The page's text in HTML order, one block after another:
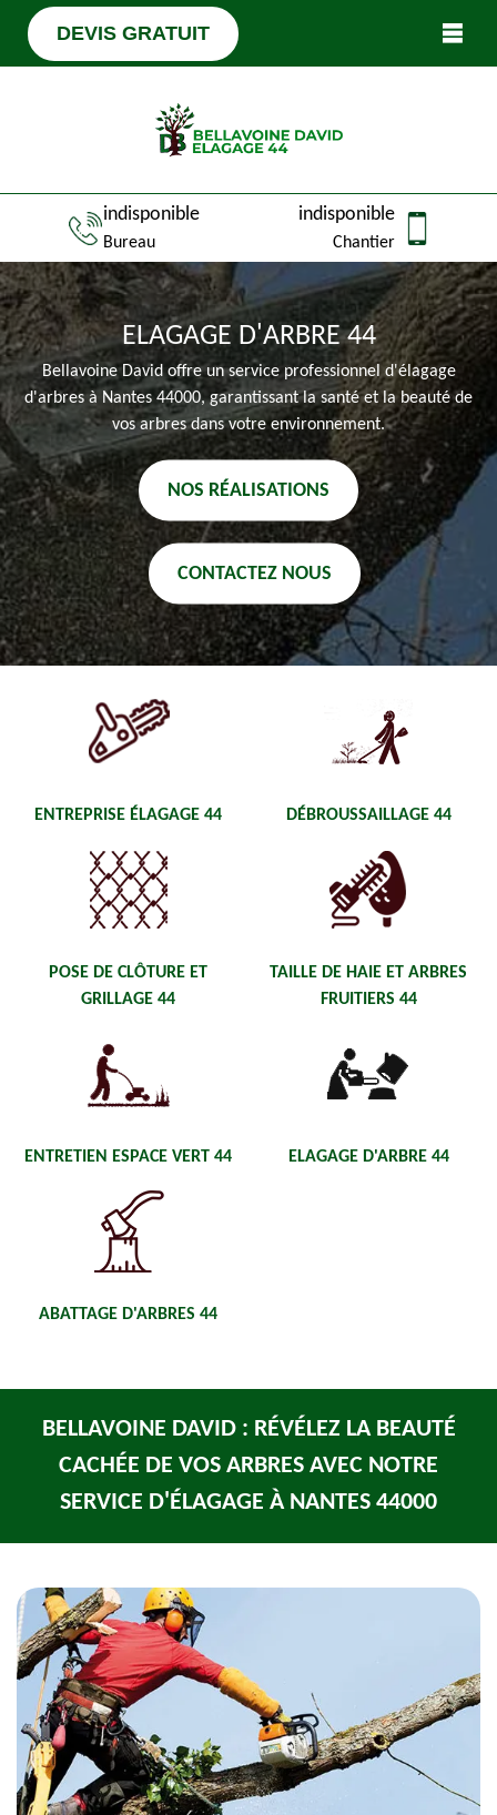
DEVIS GRATUIT
indisponible
Bureau
indisponible
Chantier
ELAGAGE D'ARBRE 44
Bellavoine David offre un service professionnel d'élagage
d'arbres à Nantes 44000, garantissant la santé et la beauté de
vos arbres dans votre environnement.
NOS RÉALISATIONS
CONTACTEZ NOUS
ENTREPRISE ÉLAGAGE 44 DÉBROUSSAILLAGE 44
POSE DE CLÔTURE ET
GRILLAGE 44
TAILLE DE HAIE ET ARBRES
FRUITIERS 44
ENTRETIEN ESPACE VERT 44 ELAGAGE D'ARBRE 44
ABATTAGE D'ARBRES 44
BELLAVOINE DAVID : RÉVÉLEZ LA BEAUTÉ
CACHÉE DE VOS ARBRES AVEC NOTRE
SERVICE D'ÉLAGAGE À NANTES 44000